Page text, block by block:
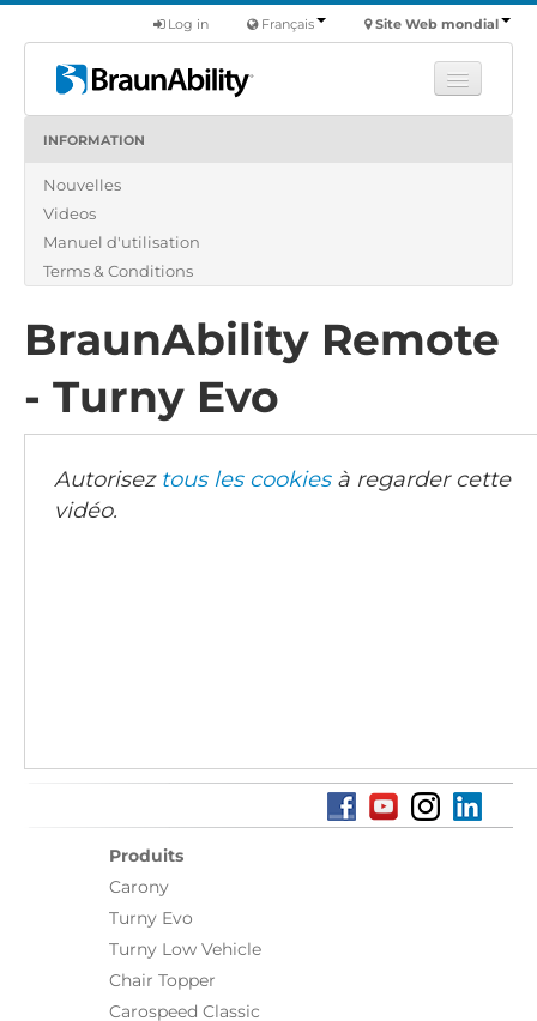
Site Web mondial
Français
Log in
Produits
Nous
Trouver un revendeur
INFORMATION
Nouvelles
Videos
Manuel d'utilisation
Terms & Conditions
BraunAbility Remote
- Turny Evo
Autorisez tous les cookiesà regarder cette
vidéo.
Produits
Carony
Turny Evo
Turny Low Vehicle
Chair Topper
Carospeed Classic